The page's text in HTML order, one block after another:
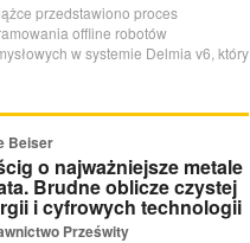
przedstawiono proces
offline robotów
w systemie Delmia v6, który
Beiser
o najważniejsze metale
Brudne oblicze czystej
i cyfrowych technologii
Prześwity